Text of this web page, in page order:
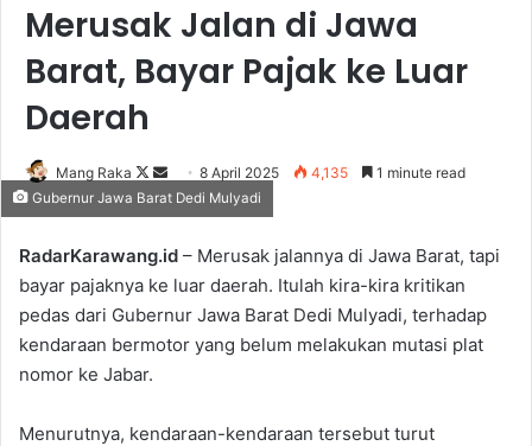
Merusak Jalan di Jawa
Barat, Bayar Pajak ke Luar
Daerah
Mang Raka
Follow
on
Send
an
8 April 2025 4,135 1 minute read
Gubernur Jawa Barat Dedi Mulyadi
RadarKarawang.id – Merusak jalannya di Jawa Barat, tapi
bayar pajaknya ke luar daerah. Itulah kira-kira kritikan
pedas dari Gubernur Jawa Barat Dedi Mulyadi, terhadap
kendaraan bermotor yang belum melakukan mutasi plat
nomor ke Jabar.
Menurutnya, kendaraan-kendaraan tersebut turut